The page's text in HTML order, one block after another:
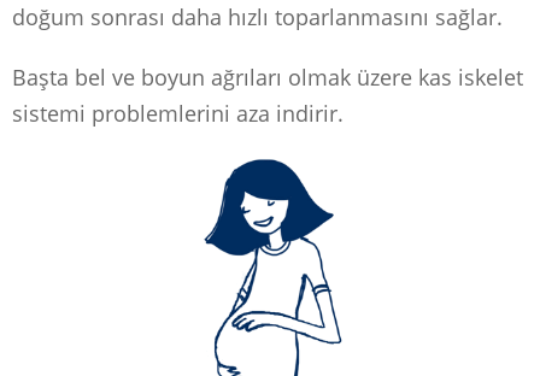
doğum sonrası daha hızlı toparlanmasını sağlar.
Başta bel ve boyun ağrıları olmak üzere kas iskelet
sistemi problemlerini aza indirir.